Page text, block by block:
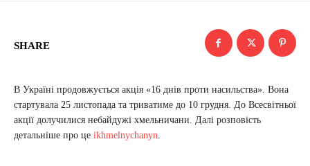
SHARE
В Україні продовжується акція «16 днів проти насильства». Вона
стартувала 25 листопада та триватиме до 10 грудня. До Всесвітньої
акції долучилися небайдужі хмельничани. Далі розповість
детальніше про це ikhmelnychanyn.